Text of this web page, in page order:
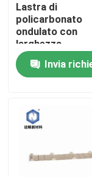
strato solido
strato della
strato
Lastra di
policarbonato
ondulato con
larghezza
personalizzata e
protezione UV
Invia